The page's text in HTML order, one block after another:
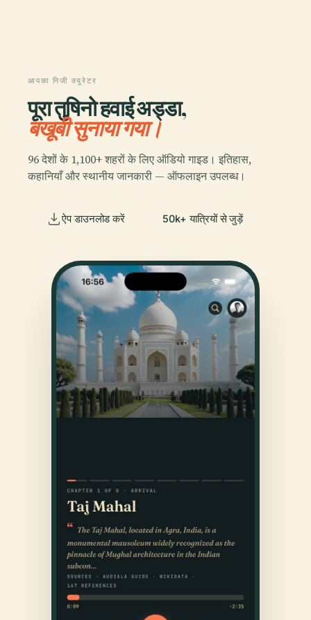
आपका निजी क्यूरेटर
पूरा तुषिनो हवाई अड्डा,
बखूबी सुनाया गया।
96 देशों के 1,100+ शहरों के लिए ऑडियो गाइड। इतिहास,
कहानियाँ और स्थानीय जानकारी — ऑफलाइन उपलब्ध।
ऐप डाउनलोड करें 50k+ यात्रियों से जुड़ें